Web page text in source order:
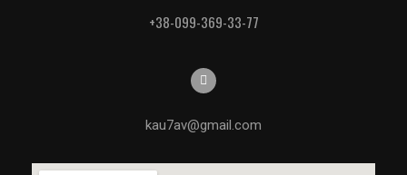
+38-099-369-33-77
kau7av@gmail.com